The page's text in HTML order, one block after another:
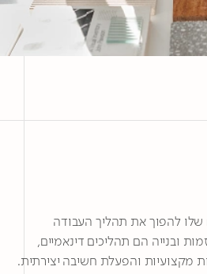
שלו להפוך את תהליך העבודה
ובנייה הם תהליכים דינאמיים,
מקצועיות והפעלת חשיבה יצירתית.